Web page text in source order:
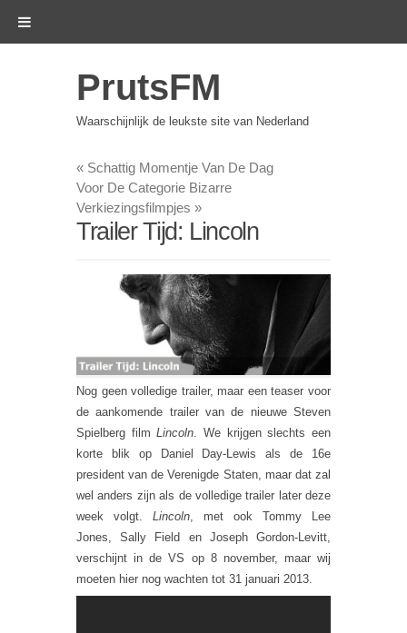
PrutsFM
Waarschijnlijk de leukste site van Nederland
« Schattig Momentje Van De Dag
Voor De Categorie Bizarre
Verkiezingsfilmpjes »
Trailer Tijd: Lincoln
Nog geen volledige trailer, maar een teaser voor
de aankomende trailer van de nieuwe Steven
Spielberg film Lincoln. We krijgen slechts een
korte blik op Daniel Day-Lewis als de 16e
president van de Verenigde Staten, maar dat zal
wel anders zijn als de volledige trailer later deze
week volgt. Lincoln, met ook Tommy Lee
Jones, Sally Field en Joseph Gordon-Levitt,
verschijnt in de VS op 8 november, maar wij
moeten hier nog wachten tot 31 januari 2013.